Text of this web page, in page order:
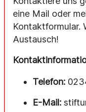
eine Mail oder
Kontaktformular.
Austausch!
Telefon:
E-Mail: